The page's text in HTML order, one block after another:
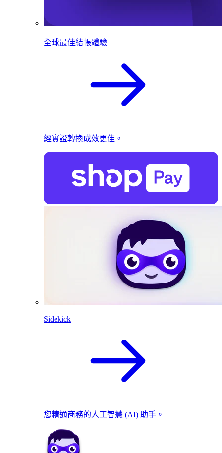
全球最佳結帳體驗
經實證轉換成效更佳。
Sidekick
您精通商務的人工智慧 (AI) 助手。